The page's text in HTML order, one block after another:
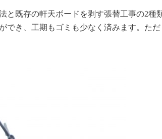
既存の軒天ボードを剥す張替工事の2種
き、工期もゴミも少なく済みます。た